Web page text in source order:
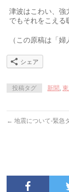
津波はこわい、強
でもそれをこえる
（この原稿は「
シェア
投稿タグ 新聞,
← 地震について-緊急